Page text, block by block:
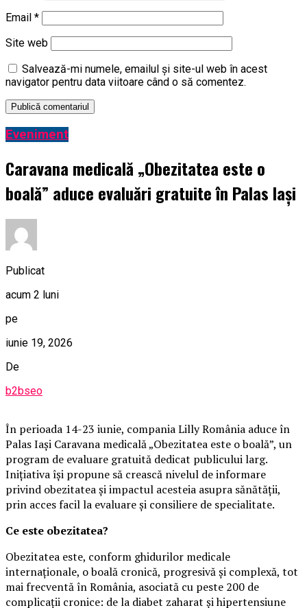
Email *
Site web
Salvează-mi numele, emailul și site-ul web în acest
navigator pentru data viitoare când o să comentez.
Eveniment
Caravana medicală „Obezitatea este o
boală” aduce evaluări gratuite în Palas Iași
Publicat
acum 2 luni
pe
iunie 19, 2026
De
b2bseo
În perioada 14-23 iunie, compania Lilly România aduce în
Palas Iași Caravana medicală „Obezitatea este o boală”, un
program de evaluare gratuită dedicat publicului larg.
Inițiativa își propune să crească nivelul de informare
privind obezitatea și impactul acesteia asupra sănătății,
prin acces facil la evaluare și consiliere de specialitate.
Ce este obezitatea?
Obezitatea este, conform ghidurilor medicale
internaționale, o boală cronică, progresivă și complexă, tot
mai frecventă în România, asociată cu peste 200 de
complicații cronice: de la diabet zaharat și hipertensiune